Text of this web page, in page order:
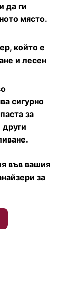
да ги
място.
който е
и лесен
сигурно
за
във вашия
за